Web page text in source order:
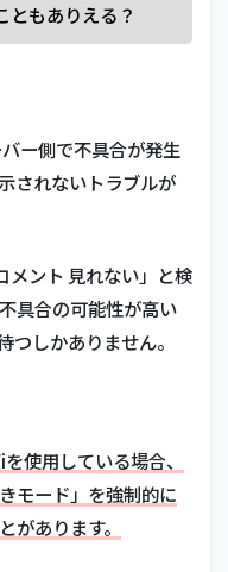
ともありえる？
ー側で不具合が発生
されないトラブルが
ント 見れない」と検
具合の可能性が高い
つしかありません。
使用している場合、
モード」を強制的に
があります。